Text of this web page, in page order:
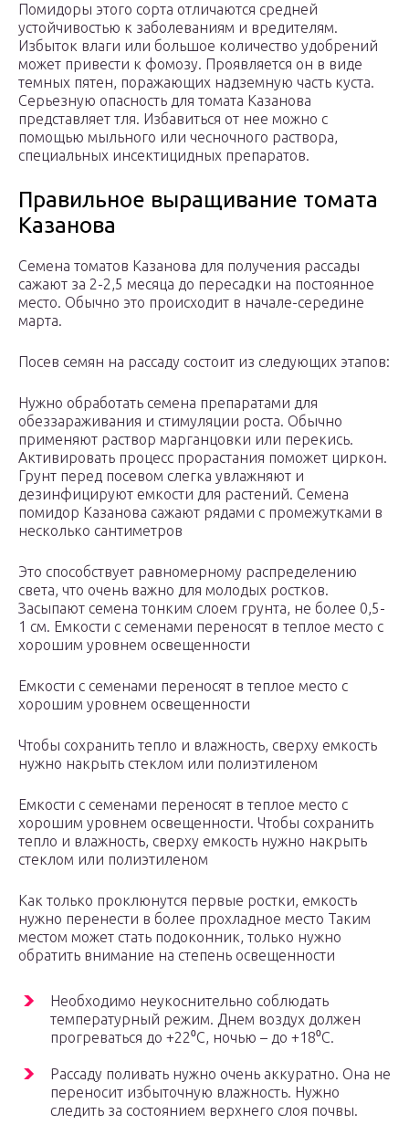
Помидоры этого сорта отличаются средней
устойчивостью к заболеваниям и вредителям.
Избыток влаги или большое количество удобрений
может привести к фомозу. Проявляется он в виде
темных пятен, поражающих надземную часть куста.
Серьезную опасность для томата Казанова
представляет тля. Избавиться от нее можно с
помощью мыльного или чесночного раствора,
специальных инсектицидных препаратов.
Правильное выращивание томата
Казанова
Семена томатов Казанова для получения рассады
сажают за 2-2,5 месяца до пересадки на постоянное
место. Обычно это происходит в начале-середине
марта.
Посев семян на рассаду состоит из следующих этапов:
Нужно обработать семена препаратами для
обеззараживания и стимуляции роста. Обычно
применяют раствор марганцовки или перекись.
Активировать процесс прорастания поможет циркон.
Грунт перед посевом слегка увлажняют и
дезинфицируют емкости для растений. Семена
помидор Казанова сажают рядами с промежутками в
несколько сантиметров
Это способствует равномерному распределению
света, что очень важно для молодых ростков.
Засыпают семена тонким слоем грунта, не более 0,5-
1 см. Емкости с семенами переносят в теплое место с
хорошим уровнем освещенности
Емкости с семенами переносят в теплое место с
хорошим уровнем освещенности
Чтобы сохранить тепло и влажность, сверху емкость
нужно накрыть стеклом или полиэтиленом
Емкости с семенами переносят в теплое место с
хорошим уровнем освещенности. Чтобы сохранить
тепло и влажность, сверху емкость нужно накрыть
стеклом или полиэтиленом
Как только проклюнутся первые ростки, емкость
нужно перенести в более прохладное место Таким
местом может стать подоконник, только нужно
обратить внимание на степень освещенности
Необходимо неукоснительно соблюдать
температурный режим. Днем воздух должен
прогреваться до +22⁰С, ночью – до +18⁰С.
Рассаду поливать нужно очень аккуратно. Она не
переносит избыточную влажность. Нужно
следить за состоянием верхнего слоя почвы.